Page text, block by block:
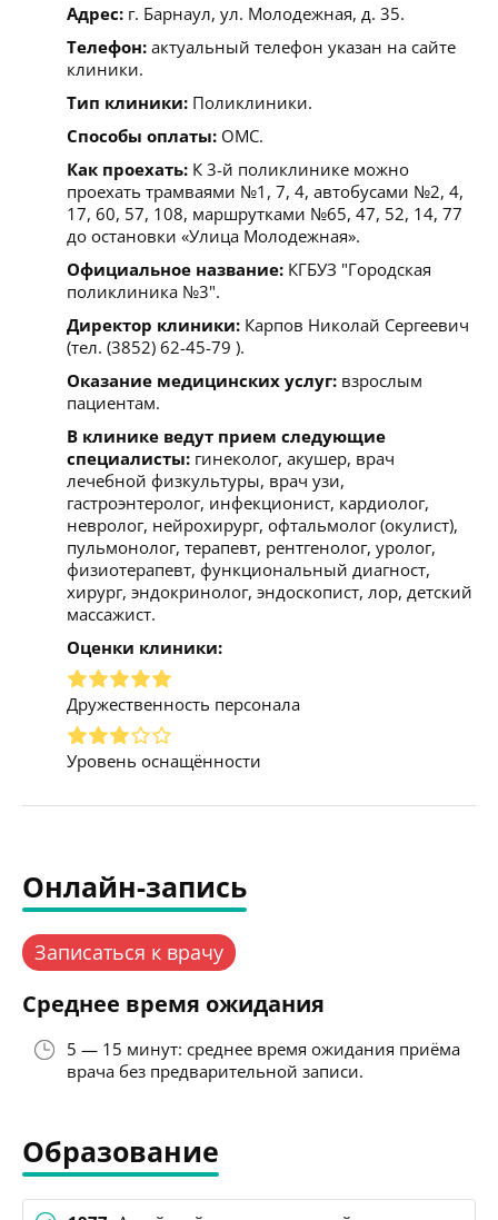
Адрес: г. Барнаул, ул. Молодежная, д. 35.
Телефон: актуальный телефон указан на сайте
клиники.
Тип клиники: Поликлиники.
Способы оплаты: ОМС.
Как проехать: К 3-й поликлинике можно
проехать трамваями №1, 7, 4, автобусами №2, 4,
17, 60, 57, 108, маршрутками №65, 47, 52, 14, 77
до остановки «Улица Молодежная».
Официальное название: КГБУЗ "Городская
поликлиника №3".
Директор клиники: Карпов Николай Сергеевич
(тел. (3852) 62-45-79 ).
Оказание медицинских услуг: взрослым
пациентам.
В клинике ведут прием следующие
специалисты: гинеколог, акушер, врач
лечебной физкультуры, врач узи,
гастроэнтеролог, инфекционист, кардиолог,
невролог, нейрохирург, офтальмолог (окулист),
пульмонолог, терапевт, рентгенолог, уролог,
физиотерапевт, функциональный диагност,
хирург, эндокринолог, эндоскопист, лор, детский
массажист.
Оценки клиники:
Дружественность персонала
Уровень оснащённости
Онлайн-запись
Записаться к врачу
Среднее время ожидания
5 — 15 минут: среднее время ожидания приёма
врача без предварительной записи.
Образование